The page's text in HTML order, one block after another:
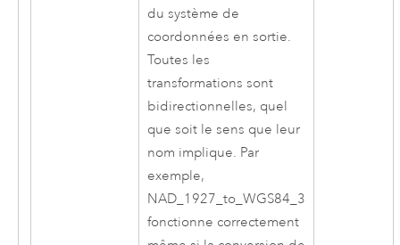
du système de
coordonnées en sortie.
Toutes les
transformations sont
bidirectionnelles, quel
que soit le sens que leur
nom implique. Par
exemple,
NAD_1927_to_WGS84_3
fonctionne correctement